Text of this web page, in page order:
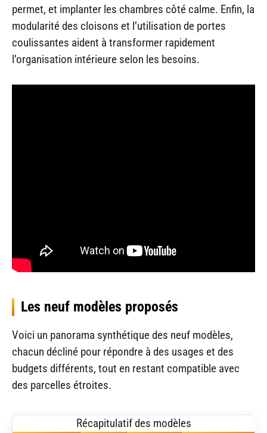
permet, et implanter les chambres côté calme. Enfin, la
modularité des cloisons et l’utilisation de portes
coulissantes aident à transformer rapidement
l’organisation intérieure selon les besoins.
Les neuf modèles proposés
Voici un panorama synthétique des neuf modèles,
chacun décliné pour répondre à des usages et des
budgets différents, tout en restant compatible avec
des parcelles étroites.
Récapitulatif des modèles